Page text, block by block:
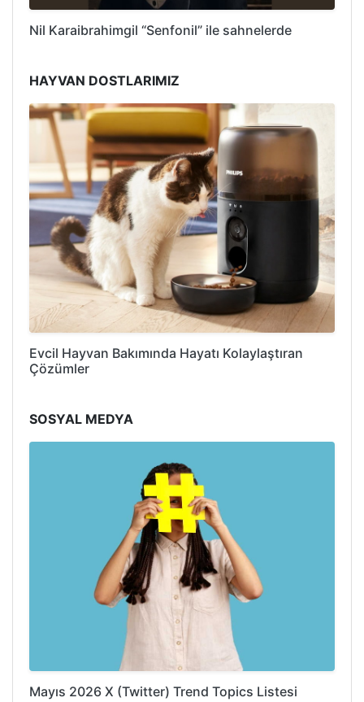
Nil Karaibrahimgil “Senfonil” ile sahnelerde
HAYVAN DOSTLARIMIZ
Evcil Hayvan Bakımında Hayatı Kolaylaştıran
Çözümler
SOSYAL MEDYA
Mayıs 2026 X (Twitter) Trend Topics Listesi